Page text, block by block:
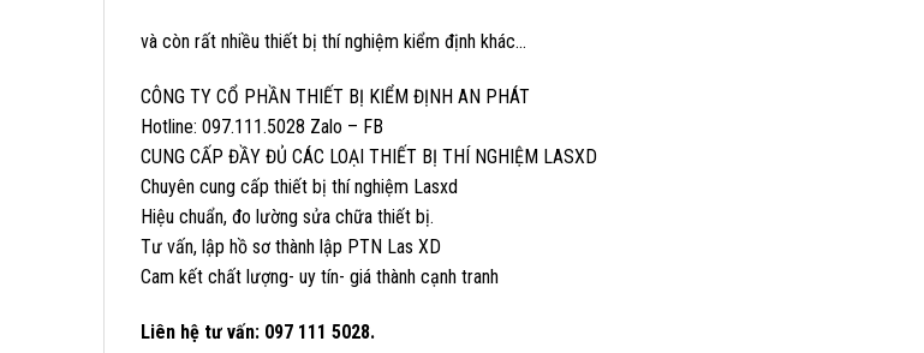
và còn rất nhiều thiết bị thí nghiệm kiểm định khác…
CÔNG TY CỔ PHẦN THIẾT BỊ KIỂM ĐỊNH AN PHÁT
Hotline: 097.111.5028 Zalo – FB
CUNG CẤP ĐẦY ĐỦ CÁC LOẠI THIẾT BỊ THÍ NGHIỆM LASXD
Chuyên cung cấp thiết bị thí nghiệm Lasxd
Hiệu chuẩn, đo lường sửa chữa thiết bị.
Tư vấn, lập hồ sơ thành lập PTN Las XD
Cam kết chất lượng- uy tín- giá thành cạnh tranh
Liên hệ tư vấn: 097 111 5028.